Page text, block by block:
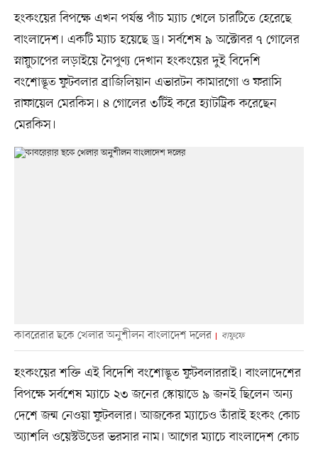
হংকংয়ের বিপক্ষে এখন পর্যন্ত পাঁচ ম্যাচ খেলে চারটিতে হেরেছে
বাংলাদেশ। একটি ম্যাচ হয়েছে ড্র। সর্বশেষ ৯ অক্টোবর ৭ গোলের
স্নায়ুচাপের লড়াইয়ে নৈপুণ্য দেখান হংকংয়ের দুই বিদেশি
বংশোদ্ভূত ফুটবলার ব্রাজিলিয়ান এভারটন কামারগো ও ফরাসি
রাফায়েল মেরকিস। ৪ গোলের ৩টিই করে হ্যাটট্রিক করেছেন
মেরকিস।
কাবরেরার ছকে খেলার অনুশীলন বাংলাদেশ দলের বাফুফে
হংকংয়ের শক্তি এই ‎বিদেশি বংশোদ্ভূত ফুটবলাররাই। বাংলাদেশের
বিপক্ষে সর্বশেষ ম্যাচে ২৩ জনের স্কোয়াডে ৯ জনই ছিলেন অন্য
দেশে জন্ম নেওয়া ফুটবলার। আজকের ম্যাচেও তাঁরাই হংকং কোচ
অ্যাশলি ওয়েস্টউডের ভরসার নাম। আগের ম্যাচে বাংলাদেশ কোচ